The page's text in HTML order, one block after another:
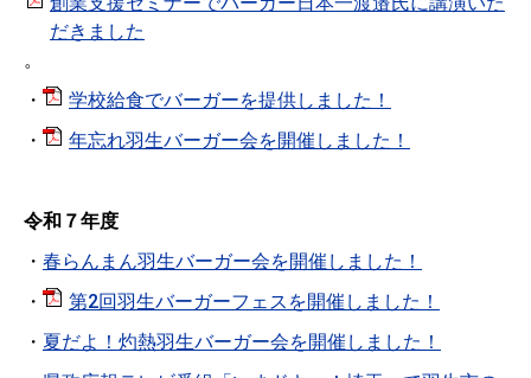
だきました
。
・
学校給食でバーガーを提供しました！
・
年忘れ羽生バーガー会を開催しました！
令和７年度
・ 春らんまん羽生バーガー会を開催しました！
・
第2回羽生バーガーフェスを開催しました！
・ 夏だよ！灼熱羽生バーガー会を開催しました！